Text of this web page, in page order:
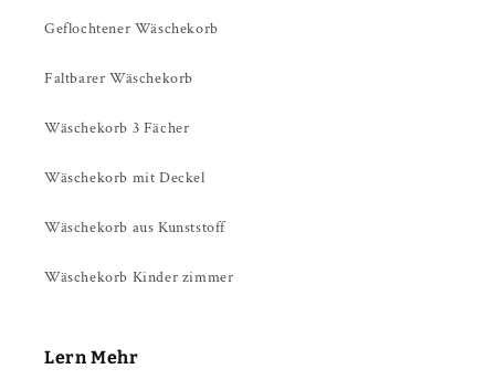
Geflochtener Wäschekorb
Faltbarer Wäschekorb
Wäschekorb 3 Fächer
Wäschekorb mit Deckel
Wäschekorb aus Kunststoff
Wäschekorb Kinder zimmer
Lern Mehr